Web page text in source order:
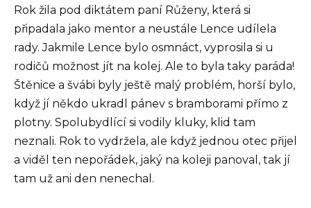
Rok žila pod diktátem paní Růženy, která si
připadala jako mentor a neustále Lence udílela
rady. Jakmile Lence bylo osmnáct, vyprosila si u
rodičů možnost jít na kolej. Ale to byla taky paráda!
Štěnice a švábi byly ještě malý problém, horší bylo,
když jí někdo ukradl pánev s bramborami přímo z
plotny. Spolubydlící si vodily kluky, klid tam
neznali. Rok to vydržela, ale když jednou otec přijel
a viděl ten nepořádek, jaký na koleji panoval, tak jí
tam už ani den nenechal.